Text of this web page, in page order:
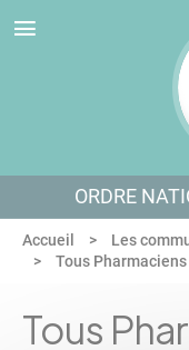
Aller au menu
Aller au contenu
Aller en bas de page
ORDRE
Accueil Les
Tous
Tous
Panneau de gestion